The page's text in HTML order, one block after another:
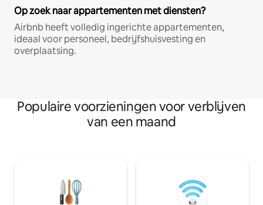
Op zoek naar appartementen met diensten?
Airbnb heeft volledig ingerichte appartementen,
ideaal voor personeel, bedrijfshuisvesting en
overplaatsing.
Populaire voorzieningen voor verblijven
van een maand